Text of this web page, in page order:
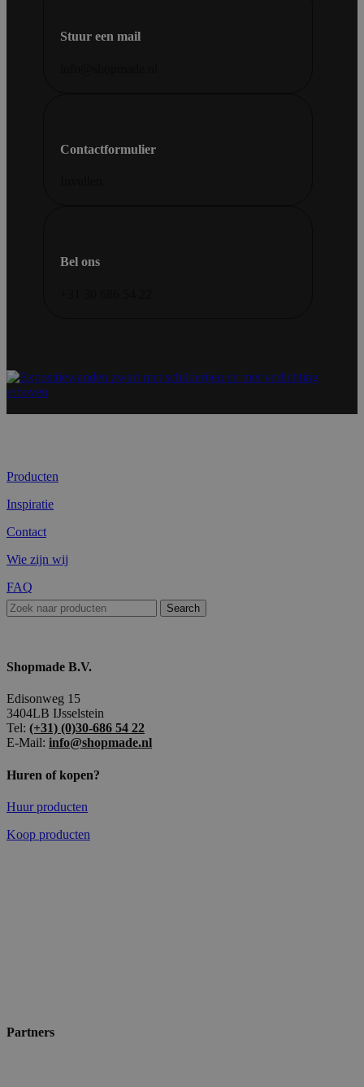
Stuur een mail
Contactformulier
Bel ons
Producten
Inspiratie
Contact
Wie zijn wij
FAQ
Search
Shopmade B.V.
Edisonweg 15
3404LB IJsselstein
Tel: (+31) (0)30-686 54 22
E-Mail: info@shopmade.nl
Huren of kopen?
Huur producten
Koop producten
Partners